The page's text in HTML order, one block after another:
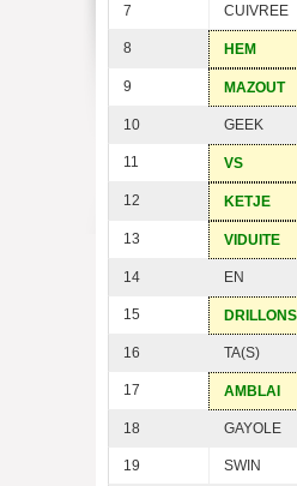
7 CUIVREE
8 HEM
9 MAZOUT
10 GEEK
11 VS
12 KETJE
13 VIDUITE
14 EN
15 DRILLONS
16 TA(S)
17 AMBLAI
18 GAYOLE
19 SWIN